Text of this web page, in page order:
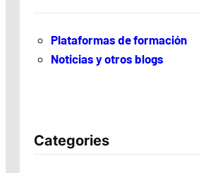
Plataformas de formación
Noticias y otros blogs
Categories